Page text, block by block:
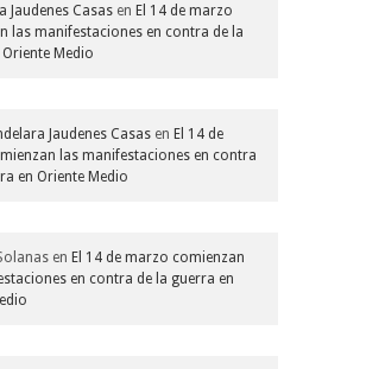
Jaudenes Casas en El 14 de marzo
las manifestaciones en contra de la
Medio
Jaudenes Casas en El 14 de
las manifestaciones en contra
en Oriente Medio
en El 14 de marzo comienzan
en contra de la guerra en